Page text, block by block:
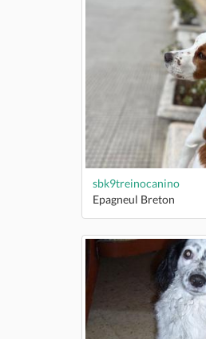
sbk9treinocanino
Epagneul Breton